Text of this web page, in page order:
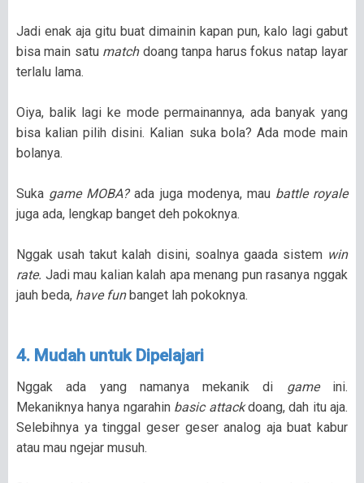
Jadi enak aja gitu buat dimainin kapan pun, kalo lagi gabut
bisa main satu matchdoang tanpa harus fokus natap layar
terlalu lama.
Oiya, balik lagi ke mode permainannya, ada banyak yang
bisa kalian pilih disini. Kalian suka bola? Ada mode main
bolanya.
Suka game MOBA?ada juga modenya, mau battle royale
juga ada, lengkap banget deh pokoknya.
Nggak usah takut kalah disini, soalnya gaada sistem win
rate. Jadi mau kalian kalah apa menang pun rasanya nggak
jauh beda, have funbanget lah pokoknya.
4. Mudah untuk Dipelajari
Nggak ada yang namanya mekanik di gameini.
Mekaniknya hanya ngarahin basic attackdoang, dah itu aja.
Selebihnya ya tinggal geser geser analog aja buat kabur
atau mau ngejar musuh.